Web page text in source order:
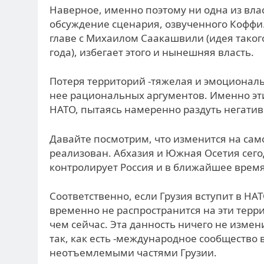
Наверное, именно поэтому ни одна из
обсуждение сценария, озвученного
главе с Михаилом Саакашвили (идея
года), избегает этого и нынешняя власть.
Потеря территорий -тяжелая и
нее рациональных аргументов. Именно
НАТО, пытаясь намеренно раздуть
Давайте посмотрим, что изменится на
реализован. Абхазия и Южная Осетия
контролирует Россия и в ближайшее
Соответственно, если Грузия вступит в
временно не распространится на эти
чем сейчас. Эта данность ничего не
так, как есть -международное
неотъемлемыми частями Грузии.